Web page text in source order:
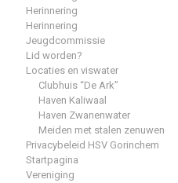
Herinnering
Herinnering
Jeugdcommissie
Lid worden?
Locaties en viswater
Clubhuis “De Ark”
Haven Kaliwaal
Haven Zwanenwater
Meiden met stalen zenuwen
Privacybeleid HSV Gorinchem
Startpagina
Vereniging